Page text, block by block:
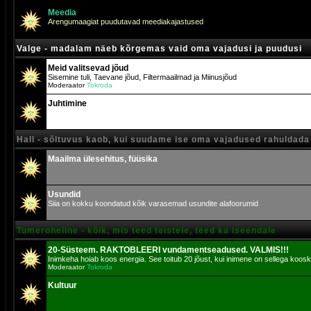
Meedia
Arengumaagiat puudutavad meediakajastused
Valge - madalam näeb kõrgemas vaid oma vajadusi ja puudusi
Meid valitsevad jõud
Sisemine tuli, Taevane jõud, Filtermaailmad ja Miinusjõud
ModeraatorTokroda
Juhtimine
Hall - sõltuvus kaob, kui suudame ise oma vajadused rahuldada
Maailma ülesehitus, füüsika
Usundid
Siia on kokku koondatud kõik varasemad usundite alafoorumid
Tumeroheline - kõik, mis teed teistele, teed ka iseendale
20-Süsteem. RAKTOBLEERI vundamentseadused. VALMIS!!!
Inimkeha hoiab koos energia. See toitub 20 jõust, kui inimene on sellega
ModeraatorTokroda
Kultuur